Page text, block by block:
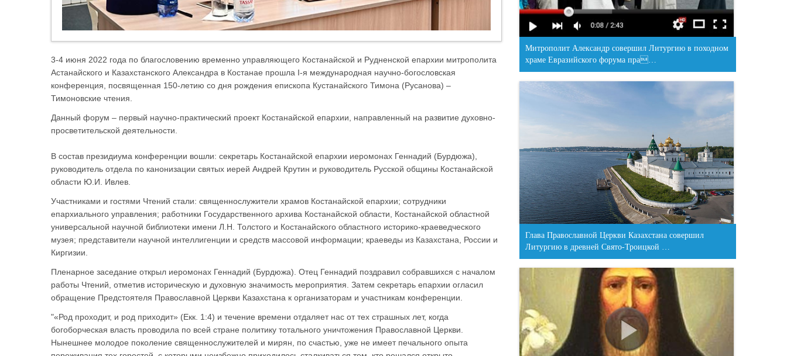
3-4 июня 2022 года по благословению временно управляющего Костанайской и Рудненской епархии митрополита
Астанайского и Казахстанского Александра в Костанае прошла I-я международная научно-богословская
конференция, посвященная 150-летию со дня рождения епископа Кустанайского Тимона (Русанова) –
Тимоновские чтения.
Данный форум – первый научно-практический проект Костанайской епархии, направленный на развитие духовно-
просветительской деятельности.
В состав президиума конференции вошли: секретарь Костанайской епархии иеромонах Геннадий (Бурдюжа),
руководитель отдела по канонизации святых иерей Андрей Крутин и руководитель Русской общины Костанайской
области Ю.И. Ивлев.
Участниками и гостями Чтений стали: священнослужители храмов Костанайской епархии; сотрудники
епархиального управления; работники Государственного архива Костанайской области, Костанайской областной
универсальной научной библиотеки имени Л.Н. Толстого и Костанайского областного историко-краеведческого
музея; представители научной интеллигенции и средств массовой информации; краеведы из Казахстана, России и
Киргизии.
Пленарное заседание открыл иеромонах Геннадий (Бурдюжа). Отец Геннадий поздравил собравшихся с началом
работы Чтений, отметив историческую и духовную значимость мероприятия. Затем секретарь епархии огласил
обращение Предстоятеля Православной Церкви Казахстана к организаторам и участникам конференции.
"«Род проходит, и род приходит» (Екк. 1:4) и течение времени отдаляет нас от тех страшных лет, когда
богоборческая власть проводила по всей стране политику тотального уничтожения Православной Церкви.
Нынешнее молодое поколение священнослужителей и мирян, по счастью, уже не имеет печального опыта
Митрополит Александр совершил Литургию в походном
храме Евразийского форума пра…
Глава Православной Церкви Казахстана совершил
Литургию в древней Свято-Троицкой …